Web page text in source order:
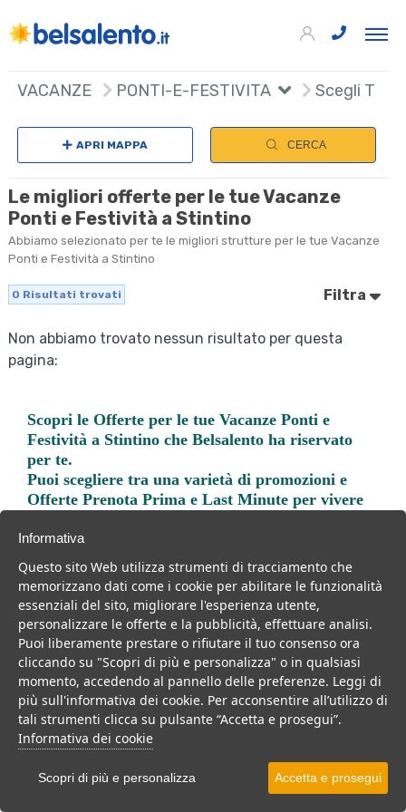
VACANZE PONTI-E-FESTIVITA Scegli
APRI MAPPA CERCA
Le migliori offerte per le tue Vacanze
Ponti e Festività a Stintino
Abbiamo selezionato per te le migliori strutture per le tue Vacanze
Ponti e Festività a Stintino
0 Risultati trovati Filtra
Non abbiamo trovato nessun risultato per questa
pagina:
Scopri leOfferte per le tue Vacanze Ponti e
Festività a Stintino che Belsalento ha riservato
per te.
Puoi scegliere tra una varietà di promozioni e
Offerte Prenota Prima e Last Minute per vivere
Trova la soluzione migliore per la tua prossima
vacanza.
Noi di belsalento.it abbiamo selezionato per te le migliori mete, i
migliori servizi, le migliori offerte per il tuo prossimo viaggio.
Informativa
Questo sito Web utilizza strumenti di tracciamento che
memorizzano dati come i cookie per abilitare le funzionalità
essenziali del sito, migliorare l'esperienza utente,
personalizzare le offerte e la pubblicità, effettuare analisi.
Puoi liberamente prestare o rifiutare il tuo consenso ora
cliccando su "Scopri di più e personalizza" o in qualsiasi
momento, accedendo al pannello delle preferenze. Leggi di
più sull'informativa dei cookie. Per acconsentire all’utilizzo di
tali strumenti clicca su pulsante “Accetta e prosegui”.
Informativa dei cookie
Scopri di più e personalizza Accetta e prosegui